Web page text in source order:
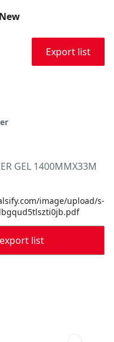
Export list
GEL 1400MMX33M
image/upload/s-
list